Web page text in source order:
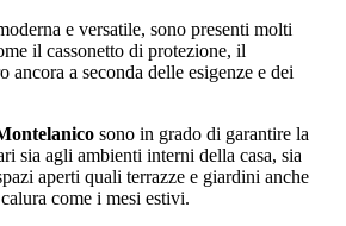
e versatile, sono presenti molti
il cassonetto di protezione, il
ancora a seconda delle esigenze e dei
sono in grado di garantire la
sia agli ambienti interni della casa, sia
aperti quali terrazze e giardini anche
come i mesi estivi.